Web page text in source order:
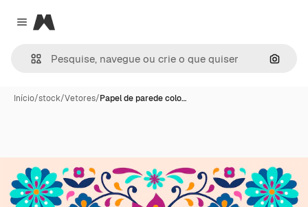
Close menu
Magnific
Início/stock/Vetores/Papel de parede colo…